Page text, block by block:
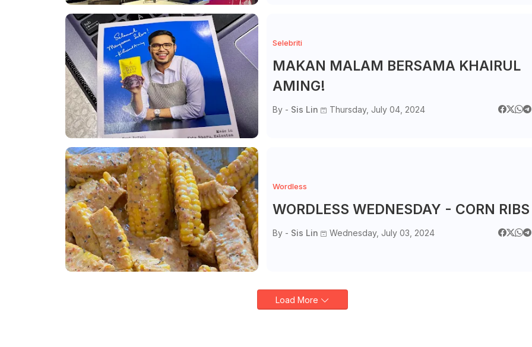
Selebriti
MAKAN MALAM BERSAMA KHAIRUL
AMING!
By - Sis Lin Thursday, July 04, 2024
Wordless
WORDLESS WEDNESDAY - CORN RIBS
By - Sis Lin Wednesday, July 03, 2024
Load More